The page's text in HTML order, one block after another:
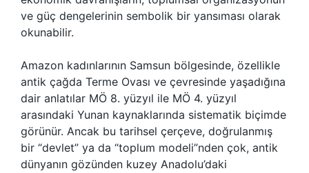
ve güç dengelerinin sembolik bir yansıması olarak
okunabilir.
Amazon kadınlarının Samsun bölgesinde, özellikle
antik çağda Terme Ovası ve çevresinde yaşadığına
dair anlatılar MÖ 8. yüzyıl ile MÖ 4. yüzyıl
arasındaki Yunan kaynaklarında sistematik biçimde
görünür. Ancak bu tarihsel çerçeve, doğrulanmış
bir “devlet” ya da “toplum modeli”nden çok, antik
dünyanın gözünden kuzey Anadolu’daki